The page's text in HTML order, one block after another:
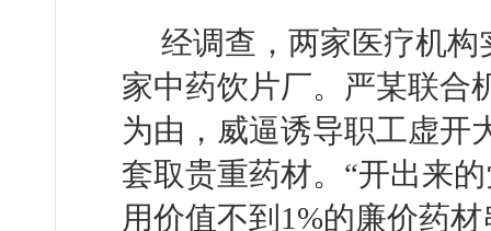
经调查，两家医疗机
家中药饮片厂。严某联合
为由，威逼诱导职工虚开
套取贵重药材。“开出来
用价值不到1%的廉价药